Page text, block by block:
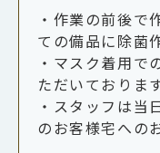
・作業の前後で
ての備品に除菌
・マスク着用で
ただいております
・スタッフは当
のお客様宅への